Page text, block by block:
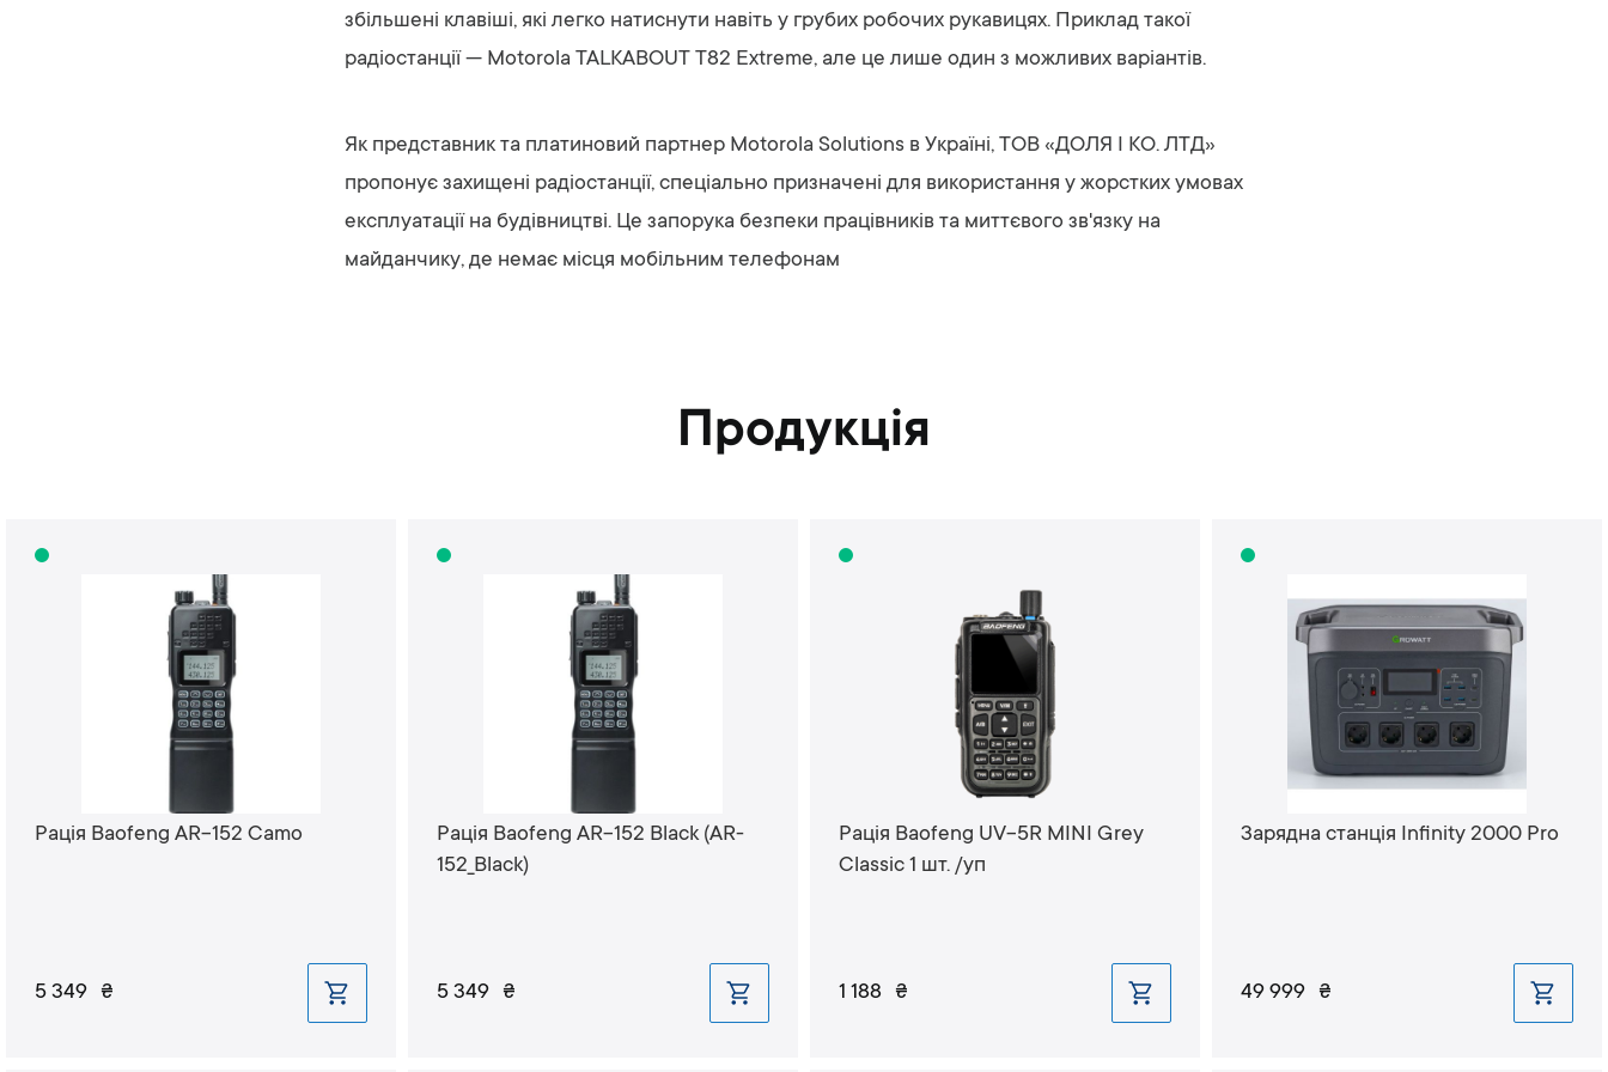
збільшені клавіші, які легко натиснути навіть у грубих робочих рукавицях. Приклад такої
радіостанції — Motorola TALKABOUT T82 Extreme, але це лише один з можливих варіантів.
Як представник та платиновий партнер Motorola Solutions в Україні, ТОВ «ДОЛЯ І КО. ЛТД»
пропонує захищені радіостанції, спеціально призначені для використання у жорстких умовах
експлуатації на будівництві. Це запорука безпеки працівників та миттєвого зв'язку на
майданчику, де немає місця мобільним телефонам
Продукція
Рація Baofeng AR-152 Camo
5 349 ₴
Рація Baofeng AR-152 Black (AR-
152_Black)
5 349 ₴
Рація Baofeng UV-5R MINI Grey
Classic 1 шт. /уп
1 188 ₴
Зарядна станція Infinity 2000 Pro
49 999 ₴